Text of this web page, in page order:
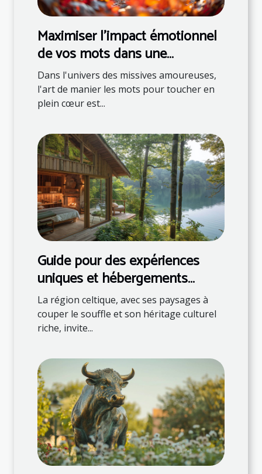
Maximiser l'impact émotionnel
de vos mots dans une
correspondance romantique
Dans l'univers des missives amoureuses,
l'art de manier les mots pour toucher en
plein cœur est...
Guide pour des expériences
uniques et hébergements
naturels en région celtique
La région celtique, avec ses paysages à
couper le souffle et son héritage culturel
riche, invite...